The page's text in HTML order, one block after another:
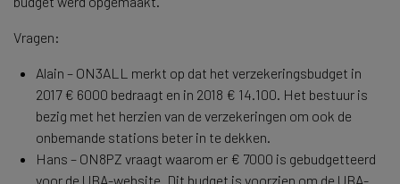
Vragen:
Alain – ON3ALL merkt op dat het verzekeringsbudget in
2017 € 6000 bedraagt en in 2018 € 14.100. Het bestuur is
bezig met het herzien van de verzekeringen om ook de
onbemande stations beter in te dekken.
Hans – ON8PZ vraagt waarom er € 7000 is gebudgetteerd
voor de UBA-website. Dit budget is voorzien om de UBA-